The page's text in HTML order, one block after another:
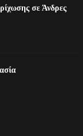
σε Άνδρες